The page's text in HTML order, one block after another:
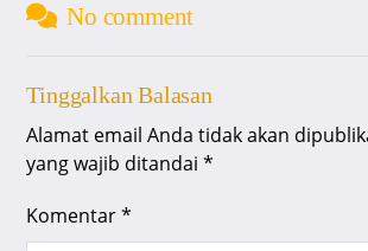
No comment
Tinggalkan Balasan
Alamat email Anda tidak akan
yang wajib ditandai*
Komentar*